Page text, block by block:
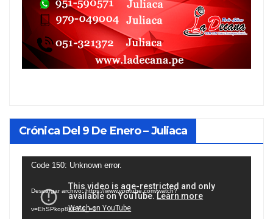
Crónica Del 9 De Enero – Juliaca
Reproductor
vídeo
Code 150: Unknown error.
Descargar archivo: https://www.youtube.com/watch?
v=EhSPkop8KPY&_=1